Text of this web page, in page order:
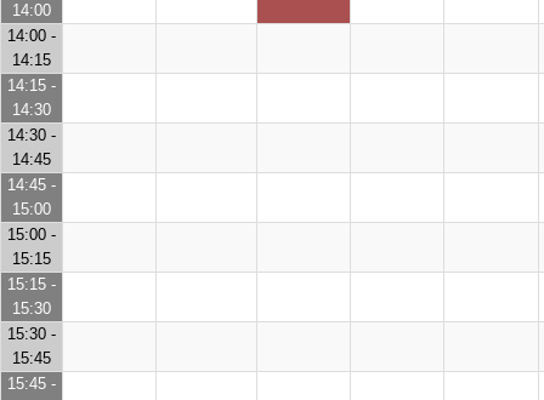
14:00
14:00 -
14:15
14:15 -
14:30
14:30 -
14:45
14:45 -
15:00
15:00 -
15:15
15:15 -
15:30
15:30 -
15:45
15:45 -